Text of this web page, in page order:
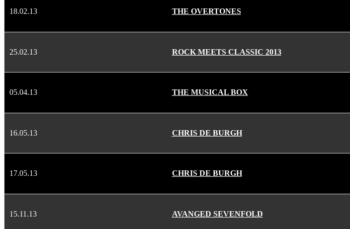
18.02.13 THE OVERTONES
25.02.13 ROCK MEETS CLASSIC 2013
05.04.13 THE MUSICAL BOX
16.05.13 CHRIS DE BURGH
17.05.13 CHRIS DE BURGH
15.11.13 AVANGED SEVENFOLD